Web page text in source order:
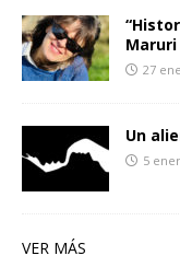
Maruri
27
Un
5
VER MÁS